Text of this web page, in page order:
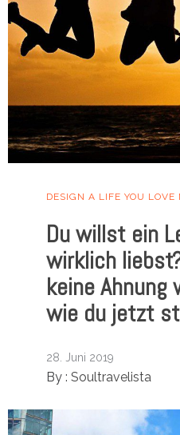
DESIGN A LIFE YOU LOVE
Du willst ein
wirklich
keine Ahnung
wie du jetzt
28. Juni 2019
By : Soultravelista